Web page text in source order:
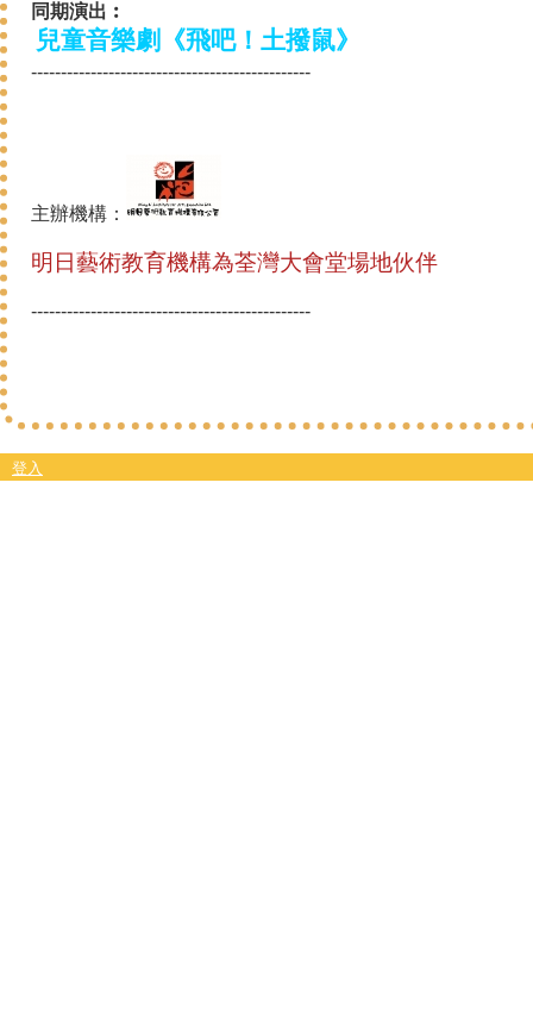
同期演出︰
兒童音樂劇《飛吧！土撥鼠》
-----------------------------------------------
主辦機構：
明日藝術教育機構為荃灣大會堂場地伙伴
-----------------------------------------------
登入